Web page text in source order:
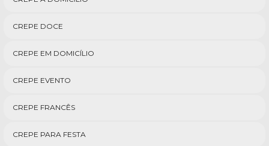
CREPE DOCE
CREPE EM DOMICÍLIO
CREPE EVENTO
CREPE FRANCÊS
CREPE PARA FESTA